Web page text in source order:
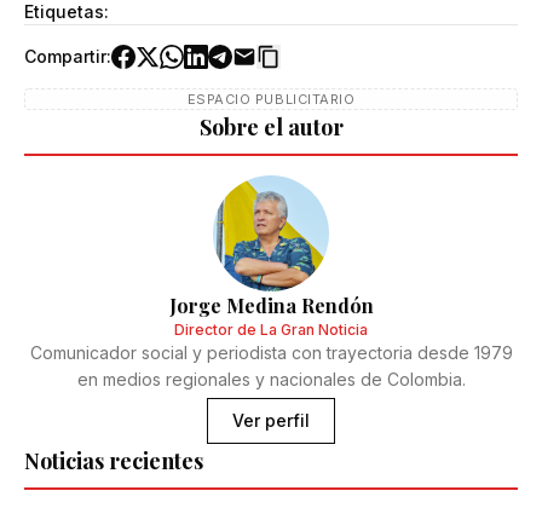
Etiquetas:
Compartir:
ESPACIO PUBLICITARIO
Noticias recientes
Sobre el autor
Jorge Medina Rendón
Director de La Gran Noticia
Comunicador social y periodista con trayectoria desde 1979
en medios regionales y nacionales de Colombia.
Ver perfil